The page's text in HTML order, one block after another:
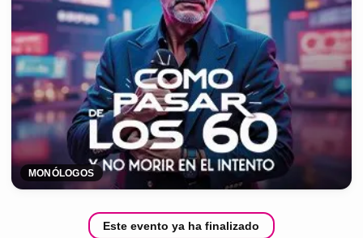
MONÓLOGOS
Este evento ya ha finalizado